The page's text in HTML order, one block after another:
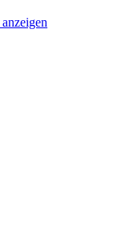
anzeigen